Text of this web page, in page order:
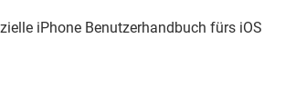
iPhone Benutzerhandbuch fürs iOS